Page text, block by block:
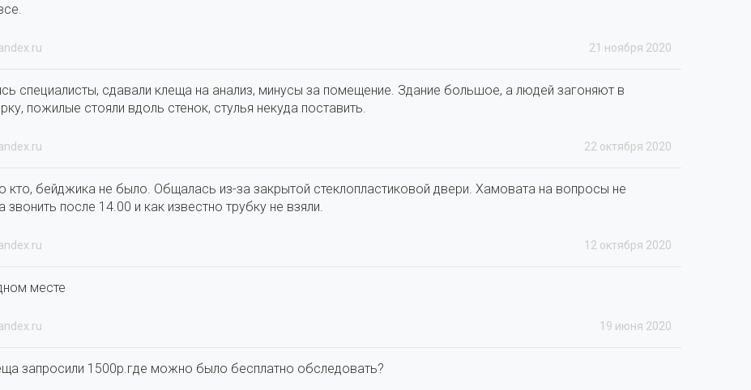
21 ноября 2020
специалисты, сдавали клеща на анализ, минусы за помещение. Здание большое, а людей загоняют в
пожилые стояли вдоль стенок, стулья некуда поставить.
22 октября 2020
бейджика не было. Общалась из-за закрытой стеклопластиковой двери. Хамовата на вопросы не
звонить после 14.00 и как известно трубку не взяли.
12 октября 2020
месте
19 июня 2020
запросили 1500р.где можно было бесплатно обследовать?